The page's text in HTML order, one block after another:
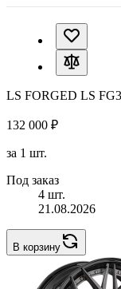
LS FORGED LS
132 000 ₽
за 1 шт.
Под заказ
4 шт.
21.08.2026
В корзину